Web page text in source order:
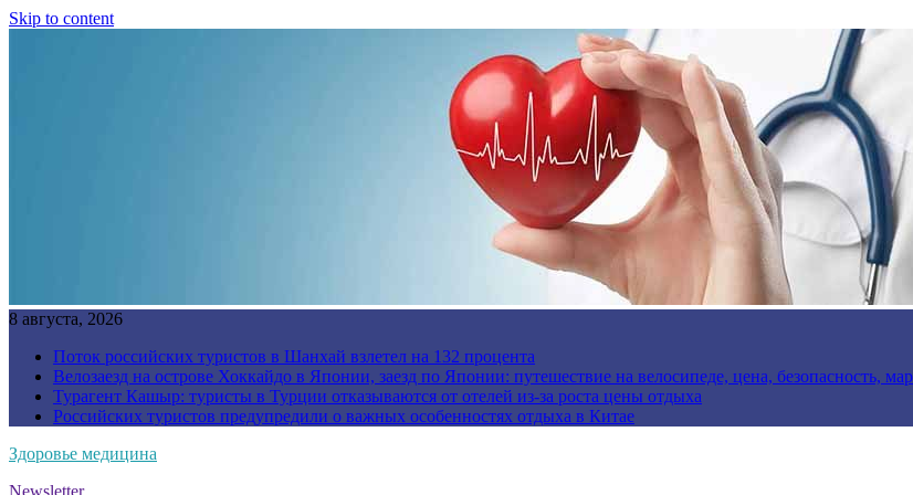
Skip to content
8 августа, 2026
Поток российских туристов в Шанхай взлетел на 132 процента
Велозаезд на острове Хоккайдо в Японии, заезд по Японии: путешествие на велосипеде, цена, безопасность,
Турагент Кашыр: туристы в Турции отказываются от отелей из-за роста цены отдыха
Российских туристов предупредили о важных особенностях отдыха в Китае
Здоровье медицина
Newsletter